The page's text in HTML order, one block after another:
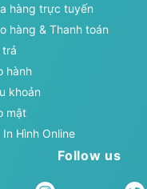
hàng trực tuyến
hàng & Thanh toán
trả
hành
khoản
mật
Hình Online
Follow us